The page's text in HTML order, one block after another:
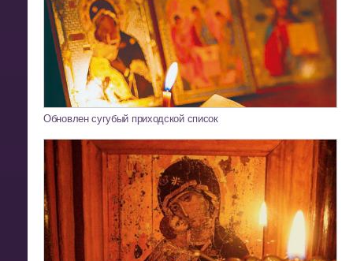
Обновлен сугубый приходской список